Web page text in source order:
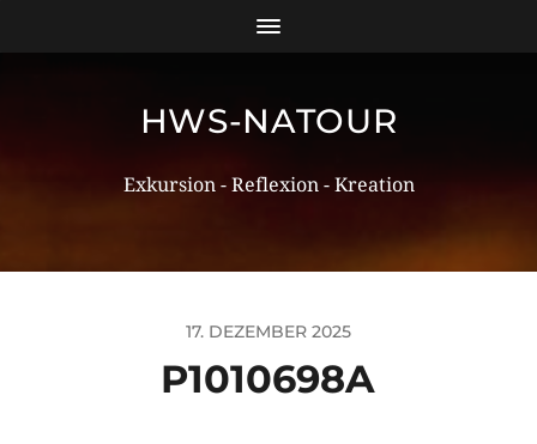
HWS-NATOUR
Exkursion - Reflexion - Kreation
17. DEZEMBER 2025
P1010698A